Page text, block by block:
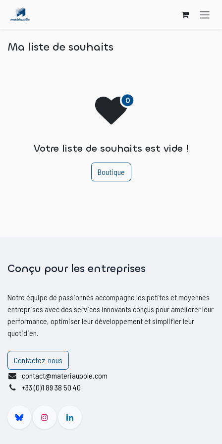
Se rendre au contenu
Ma liste de souhaits
Votre liste de souhaits est vide !
Boutique
Conçu pour les entreprises
Notre équipe de passionnés accompagne les petites et moyennes
entreprises avec des services innovants conçus pour améliorer leur
performance, optimiser leur développement et simplifier leur
quotidien.
Contactez-nous
contact@materiaupole.com
+33 (0)1 89 38 50 40